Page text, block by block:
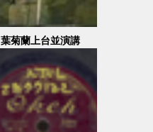
葉菊蘭上台並演講